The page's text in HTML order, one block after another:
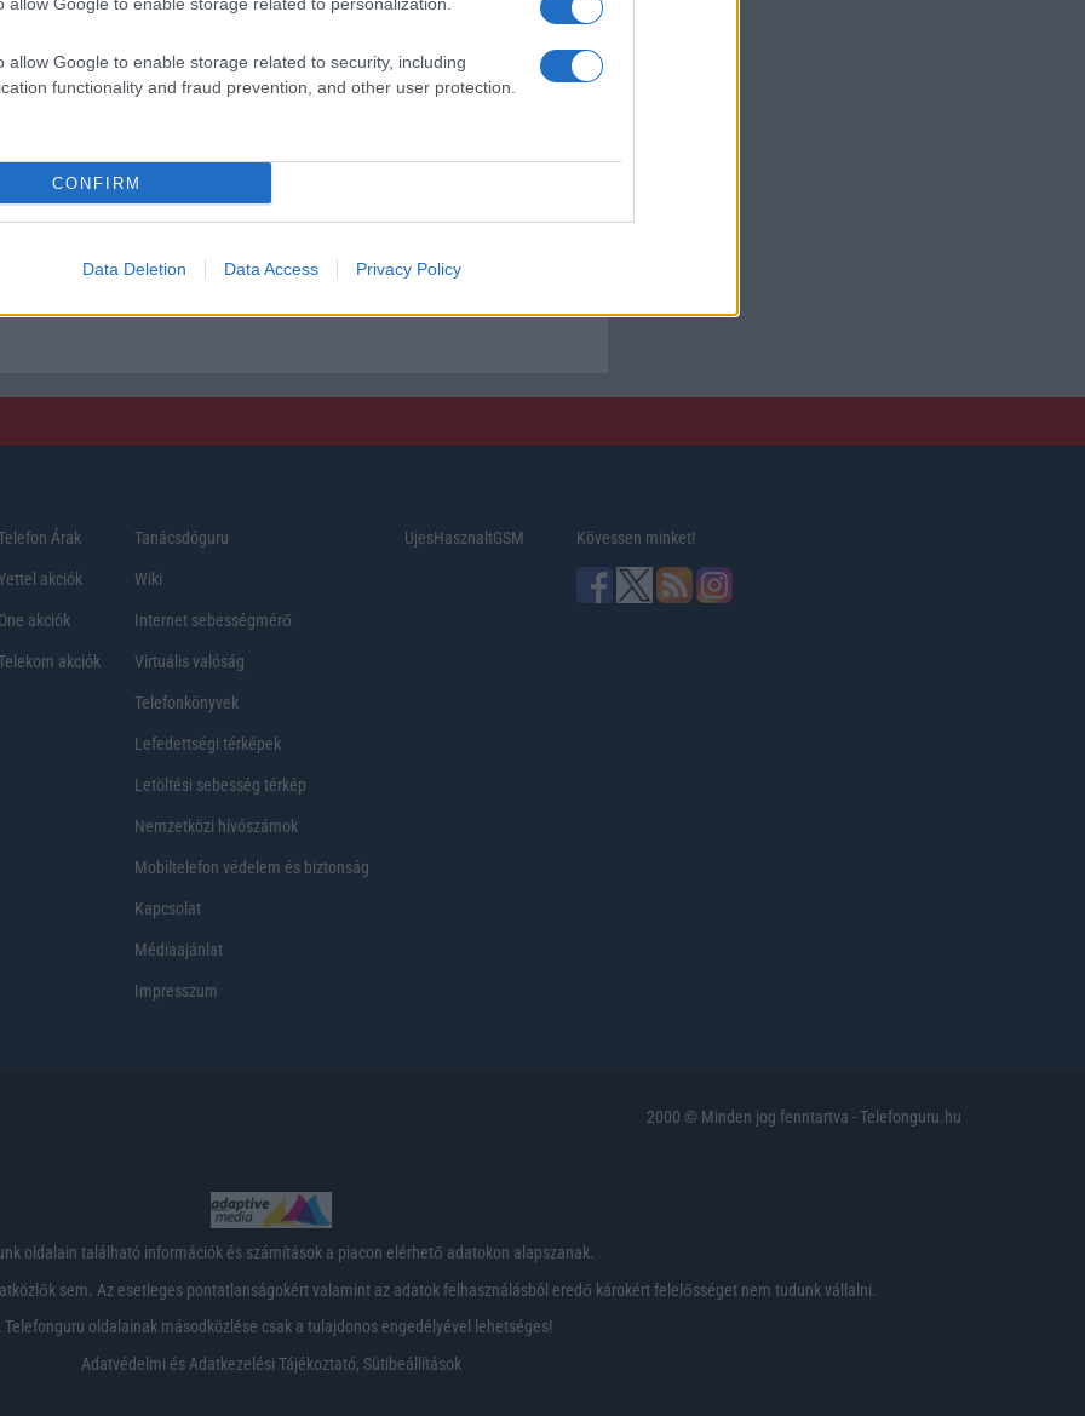
allow Google to enable storage related to security, including
functionality and fraud prevention, and other user protection.
CONFIRM
Data Deletion Data Access Privacy Policy
lesz az út vége.
rajtot.
rejtett
hat
amely észrevétlenül
Police
alkalmazásokra
kínál, amelyek
Ez a rejtett Samsung
funkció teljesen
megváltoztatja a
Az Edge Panel az egyik leghasznosabb
mindennapi használatot, miközben a Pixel
telefonokból továbbra is hiányzik.
Árak
akciók
One akciók
akciók
Tanácsdóguru
Wiki
Internet sebességmérő
Virtuális valóság
Telefonkönyvek
Lefedettségi térképek
Letöltési sebesség térkép
Nemzetközi hívószámok
Mobiltelefon védelem és biztonság
Kapcsolat
Médiaajánlat
Impresszum
UjesHasznaltGSM Kövessen minket!
2000 © Minden jog fenntartva - Telefonguru.hu
oldalain található információk és számítások a piacon elérhető adatokon alapszanak.
sem. Az esetleges pontatlanságokért valamint az adatok felhasználásból eredő károkért felelősséget nem tudunk vállalni.
Telefonguru oldalainak másodközlése csak a tulajdonos engedélyével lehetséges!
Adatvédelmi és Adatkezelési Tájékoztató, Sütibeállítások